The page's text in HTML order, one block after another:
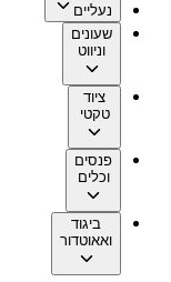
נעליים
שעונים
וניווט
ציוד
טקטי
פנסים
וכלים
ביגוד
ואאוטדור